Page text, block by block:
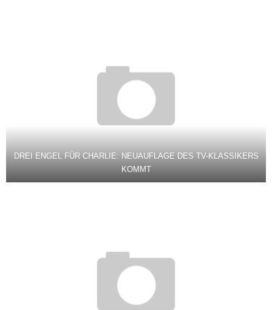
DREI ENGEL FÜR CHARLIE: NEUAUFLAGE DES TV-KLASSIKERS
KOMMT